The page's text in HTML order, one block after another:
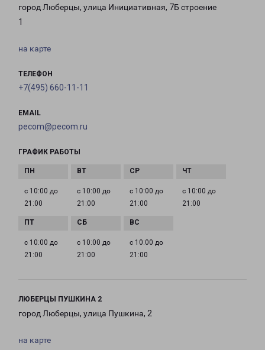
город Люберцы, улица Инициативная, 7Б строение
1
на карте
ТЕЛЕФОН
+7(495) 660-11-11
EMAIL
pecom@pecom.ru
ГРАФИК РАБОТЫ
с 10:00 до
21:00
с 10:00 до
21:00
с 10:00 до
21:00
с 10:00 до
21:00
с 10:00 до
21:00
с 10:00 до
21:00
с 10:00 до
21:00
ЛЮБЕРЦЫ ПУШКИНА 2
город Люберцы, улица Пушкина, 2
на карте